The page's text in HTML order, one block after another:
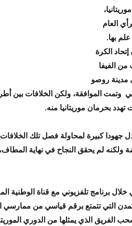
العام
علم بها.
الكرة
من الفيفا
مدينة روصو
وتمت الموافقة، ولكن الخلافات بين
بحرمان موريتانيا منه.
جهودا كبيرة لمحاولة فصل تلك
ولكنه لم يحقق النجاح في نهاية
برنامج تلفزيوني مع قناة الوطنية
التي تتمتع برقم قياسي من ممارسي
الفريق الذي يمثلها من الدوري